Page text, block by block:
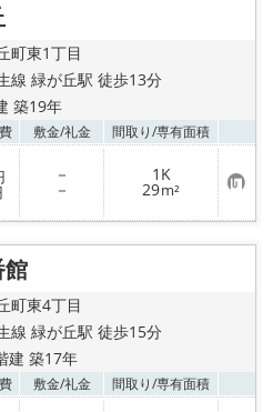
町東1丁目
線 緑が丘駅 徒歩13分
築19年
敷金/礼金 間取り/専有面積
－
－
1K
29m² お
気
に
り
館
町東4丁目
線 緑が丘駅 徒歩15分
建 築17年
敷金/礼金 間取り/専有面積